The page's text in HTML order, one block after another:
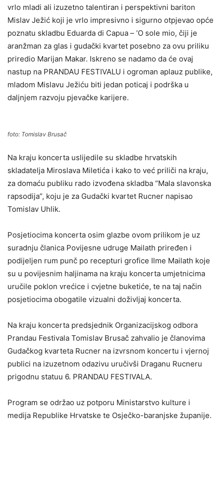
vrlo mladi ali izuzetno talentiran i perspektivni bariton
Mislav Ježić koji je vrlo impresivno i sigurno otpjevao opće
poznatu skladbu Eduarda di Capua – ’O sole mio, čiji je
aranžman za glas i gudački kvartet posebno za ovu priliku
priredio Marijan Makar. Iskreno se nadamo da će ovaj
nastup na PRANDAU FESTIVALU i ogroman aplauz publike,
mladom Mislavu Ježiću biti jedan poticaj i podrška u
daljnjem razvoju pjevačke karijere.
foto: Tomislav Brusač
Na kraju koncerta uslijedile su skladbe hrvatskih
skladatelja Miroslava Miletića i kako to već priliči na kraju,
za domaću publiku rado izvođena skladba “Mala slavonska
rapsodija”, koju je za Gudački kvartet Rucner napisao
Tomislav Uhlik.
Posjetiocima koncerta osim glazbe ovom prilikom je uz
suradnju članica Povijesne udruge Mailath priređen i
podijeljen rum punč po recepturi grofice Ilme Mailath koje
su u povijesnim haljinama na kraju koncerta umjetnicima
uručile poklon vrećice i cvjetne buketiće, te na taj način
posjetiocima obogatile vizualni doživljaj koncerta.
Na kraju koncerta predsjednik Organizacijskog odbora
Prandau Festivala Tomislav Brusač zahvalio je članovima
Gudačkog kvarteta Rucner na izvrsnom koncertu i vjernoj
publici na izuzetnom odazivu uručivši Draganu Rucneru
prigodnu statuu 6. PRANDAU FESTIVALA.
Program se održao uz potporu Ministarstvo kulture i
medija Republike Hrvatske te Osječko-baranjske županije.